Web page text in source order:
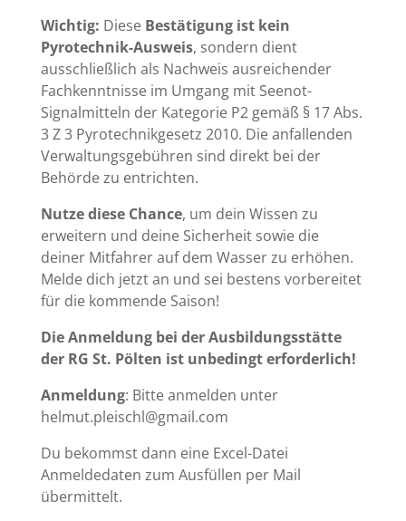
Wichtig: Diese Bestätigung ist kein
Pyrotechnik-Ausweis, sondern dient
ausschließlich als Nachweis ausreichender
Fachkenntnisse im Umgang mit Seenot-
Signalmitteln der Kategorie P2 gemäß § 17 Abs.
3 Z 3 Pyrotechnikgesetz 2010. Die anfallenden
Verwaltungsgebühren sind direkt bei der
Behörde zu entrichten.
Nutze diese Chance, um dein Wissen zu
erweitern und deine Sicherheit sowie die
deiner Mitfahrer auf dem Wasser zu erhöhen.
Melde dich jetzt an und sei bestens vorbereitet
für die kommende Saison!
Die Anmeldung bei der Ausbildungsstätte
der RG St. Pölten ist unbedingt erforderlich!
Anmeldung: Bitte anmelden unter
helmut.pleischl@gmail.com
Du bekommst dann eine Excel-Datei
Anmeldedaten zum Ausfüllen per Mail
übermittelt.